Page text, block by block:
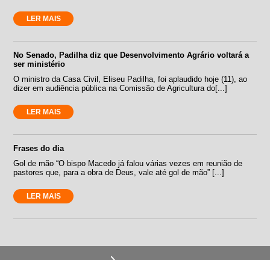
LER MAIS
No Senado, Padilha diz que Desenvolvimento Agrário voltará a
ser ministério
O ministro da Casa Civil, Eliseu Padilha, foi aplaudido hoje (11), ao
dizer em audiência pública na Comissão de Agricultura do[...]
LER MAIS
Frases do dia
Gol de mão “O bispo Macedo já falou várias vezes em reunião de
pastores que, para a obra de Deus, vale até gol de mão” [...]
LER MAIS